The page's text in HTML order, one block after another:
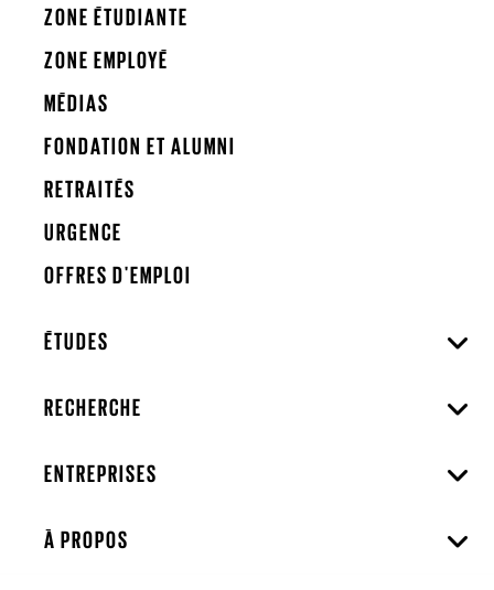
ZONE ÉTUDIANTE
ZONE EMPLOYÉ
MÉDIAS
FONDATION ET ALUMNI
RETRAITÉS
URGENCE
OFFRES D'EMPLOI
ÉTUDES
RECHERCHE
ENTREPRISES
À PROPOS